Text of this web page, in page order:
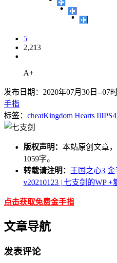
5
2,213
A+
发布日期：2020年07月30日--07
手指
标签： cheatKingdom Hearts IIIPS4
版权声明： 本站原创文章
1059字。
转载请注明： 王国之心3 金
v20210123 | 七支剑的WP+
点击获取免费金手指
文章导航
发表评论